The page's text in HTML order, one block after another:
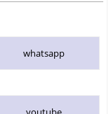
whatsapp